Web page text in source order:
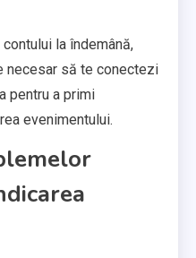
la îndemână,
să te conectezi
pentru a primi
evenimentului.